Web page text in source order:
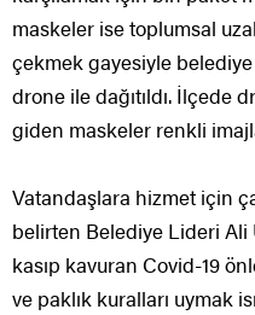
maskeler ise toplumsal
çekmek gayesiyle
drone ile dağıtıldı. İlçede
giden maskeler renkli
Vatandaşlara hizmet için
belirten Belediye Lideri Ali
kasıp kavuran Covid-19
ve paklık kuralları uymak